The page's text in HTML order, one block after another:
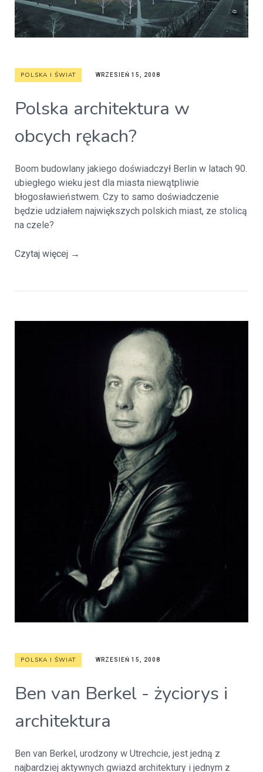
POLSKA I ŚWIAT WRZESIEŃ 15, 2008
Polska architektura w
obcych rękach?
Boom budowlany jakiego doświadczył Berlin w latach 90.
ubiegłego wieku jest dla miasta niewątpliwie
błogosławieństwem. Czy to samo doświadczenie
będzie udziałem największych polskich miast, ze stolicą
na czele?
Czytaj więcej →
POLSKA I ŚWIAT WRZESIEŃ 15, 2008
Ben van Berkel - życiorys i
architektura
Ben van Berkel, urodzony w Utrechcie, jest jedną z
najbardziej aktywnych gwiazd architektury i jednym z